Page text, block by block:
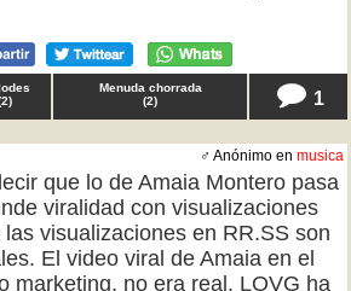
2)
Menuda chorrada
(2) 1
♂ Anónimo en musica
que lo de Amaia Montero pasa
viralidad con visualizaciones
visualizaciones en RR.SS son
El video viral de Amaia en el
marketing, no era real. LOVG ha